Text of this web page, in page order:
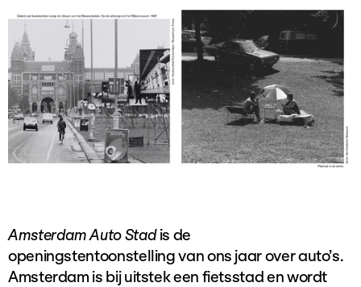
Amsterdam Auto Stadis de
openingstentoonstelling van ons jaar over auto’s.
Amsterdam is bij uitstek een fietsstad en wordt